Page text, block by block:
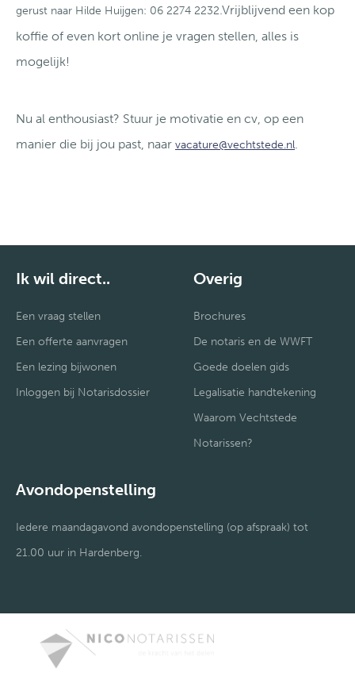
gerust naar Hilde Huijgen: 06 2274 2232.Vrijblijvend een kop
koffie of even kort online je vragen stellen, alles is
mogelijk!
Nu al enthousiast? Stuur je motivatie en cv, op een
manier die bij jou past, naar vacature@vechtstede.nl.
Ik wil direct..
Een vraag stellen
Een offerte aanvragen
Een lezing bijwonen
Inloggen bij Notarisdossier
Overig
Brochures
De notaris en de WWFT
Goede doelen gids
Legalisatie handtekening
Waarom Vechtstede
Notarissen?
Avondopenstelling
Iedere maandagavond avondopenstelling (op afspraak) tot
21.00 uur in Hardenberg.